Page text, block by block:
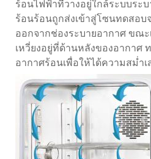
ร้อนไฟฟ้าที่วางอยู่ใกล้ระบบระ
ร้อนร้อนถูกส่งเข้าสู่โซนทดสอบ
ออกจากช่องระบายอากาศ ขณ
เหวี่ยงอยู่ที่ด้านหลังของอากาศ ท
อากาศร้อนเพื่อให้ได้ความสม่ำ